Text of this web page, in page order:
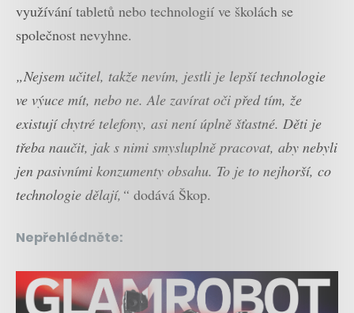
využívání tabletů nebo technologií ve školách se
společnost nevyhne.
„Nejsem učitel, takže nevím, jestli je lepší technologie
ve výuce mít, nebo ne. Ale zavírat oči před tím, že
existují chytré telefony, asi není úplně šťastné. Děti je
třeba naučit, jak s nimi smysluplně pracovat, aby nebyli
jen pasivními konzumenty obsahu. To je to nejhorší, co
technologie dělají,“ dodává Škop.
Nepřehlédněte: